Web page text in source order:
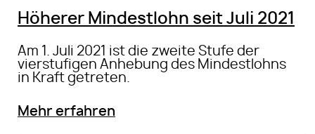
Höherer Mindestlohn seit Juli 2021
Am 1. Juli 2021 ist die zweite Stufe der
vierstufigen Anhebung des Mindestlohns
in Kraft getreten.
Mehr erfahren